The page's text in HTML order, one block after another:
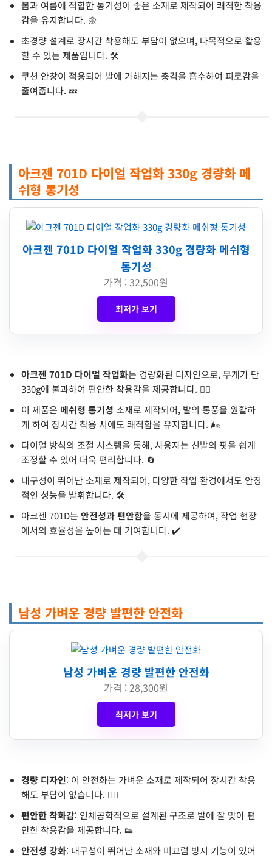
봄과 여름에 적합한 통기성이 좋은 소재로 제작되어 쾌적한 착용
감을 유지합니다. 🌼
초경량 설계로 장시간 착용해도 부담이 없으며, 다목적으로 활용
할 수 있는 제품입니다. 🛠️
쿠션 안창이 적용되어 발에 가해지는 충격을 흡수하여 피로감을
줄여줍니다. 💤
아크젠 701D 다이얼 작업화 330g 경량화 메
쉬형 통기성
아크젠 701D 다이얼 작업화 330g 경량화 메쉬형
통기성
가격 : 32,500원
최저가 보기
아크젠 701D 다이얼 작업화는 경량화된 디자인으로, 무게가 단
330g에 불과하여 편안한 착용감을 제공합니다. 🏃‍♂️
이 제품은 메쉬형 통기성 소재로 제작되어, 발의 통풍을 원활하
게 하여 장시간 착용 시에도 쾌적함을 유지합니다. 🌬️
다이얼 방식의 조절 시스템을 통해, 사용자는 신발의 핏을 쉽게
조정할 수 있어 더욱 편리합니다. 🔄
내구성이 뛰어난 소재로 제작되어, 다양한 작업 환경에서도 안정
적인 성능을 발휘합니다. 🛠️
아크젠 701D는 안전성과 편안함을 동시에 제공하여, 작업 현장
에서의 효율성을 높이는 데 기여합니다. ✔️
남성 가벼운 경량 발편한 안전화
남성 가벼운 경량 발편한 안전화
가격 : 28,300원
최저가 보기
경량 디자인: 이 안전화는 가벼운 소재로 제작되어 장시간 착용
해도 부담이 없습니다. 🚶‍♂️
편안한 착화감: 인체공학적으로 설계된 구조로 발에 잘 맞아 편
안한 착용감을 제공합니다. 👟
안전성 강화: 내구성이 뛰어난 소재와 미끄럼 방지 기능이 있어